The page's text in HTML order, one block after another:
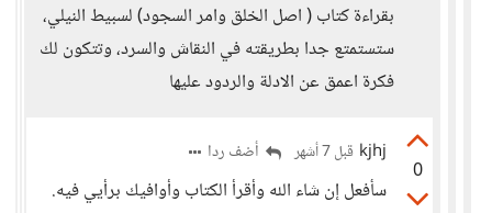
بقراءة كتاب ( اصل الخلق وامر السجود) لسبيط النيلي،
ستستمتع جدا بطريقته في النقاش والسرد، وتتكون لك
فكرة اعمق عن الادلة والردود عليها
0
kjhj قبل 7 أشهر أضف ردا
سأفعل إن شاء الله وأقرأ الكتاب وأوافيك برأيي فيه.